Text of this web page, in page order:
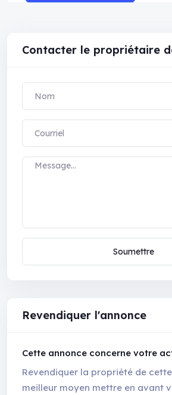
Contacter le propriétaire
Soumettre
Revendiquer l'annonce
Cette annonce concerne votre
Revendiquer la propriété de
meilleur moyen mettre en avant